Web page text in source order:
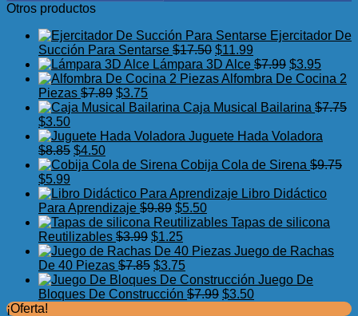
Otros productos
Ejercitador De
Succión Para Sentarse $17.50 El
precio
original
$17.50.
$11.99
precio
actual
$11.99.
Lámpara 3D Alce $7.99 El
precio
era:
$3.95El
precio
es:
Alfombra De Cocina 2
Piezas $7.89 El
precio
era:
$3.75El
precio
es:
Caja Musical Bailarina $7.75
El
precio
original
era:
$7.75.
$3.50El
precio
actual
es:
Juguete Hada Voladora
$8.85 El
precio
era:
$8.85.
$4.50El
precio
es:
$4.50.
Cobija Cola de Sirena $9.75
El
precio
original
era:
$9.75.
$5.99
precio
actual
es:
$5.99.
Libro Didáctico
Para Aprendizaje $9.89 El
precio
original
era:
$9.89.
$5.50El
precio
es:
Tapas de silicona
Reutilizables $3.99 El
precio
original
era:
$3.99.
$1.25El
precio
actual
es:
$1.25.
Juego de Rachas
De 40 Piezas $7.85 El
precio
original
$3.75El
precio
actual
Juego De
Bloques De Construcción $7.99 El
$3.50El
¡Oferta!